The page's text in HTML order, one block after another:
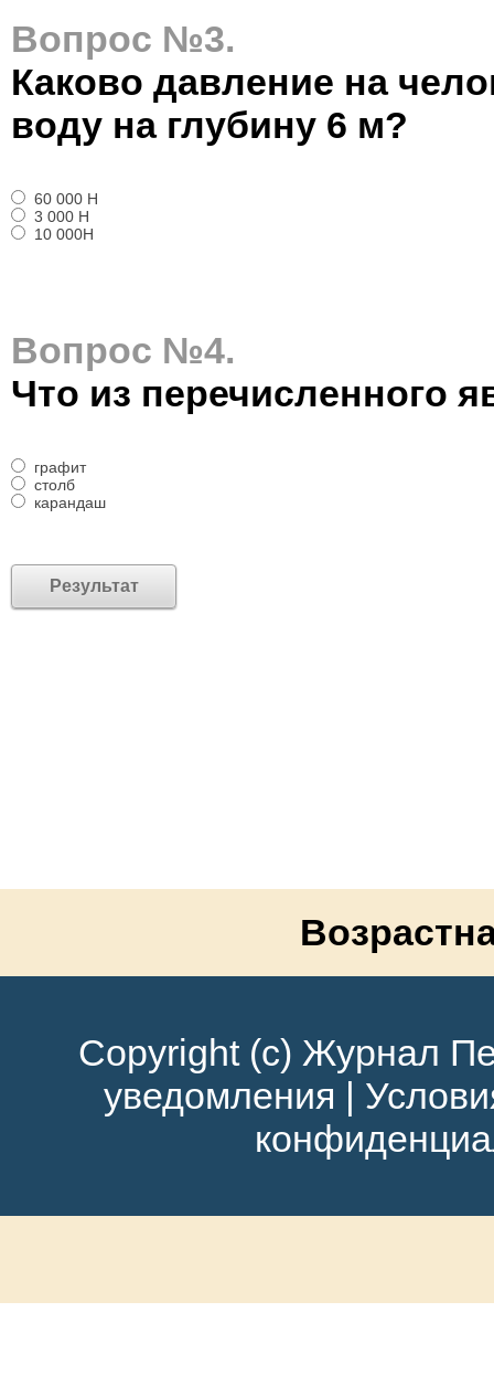
Вопрос №3.
Каково давление на
воду на глубину 6 м?
60 000 Н
3 000 Н
10 000Н
Вопрос №4.
Что из перечисленного
графит
столб
карандаш
Copyright (c) Журнал
уведомления |